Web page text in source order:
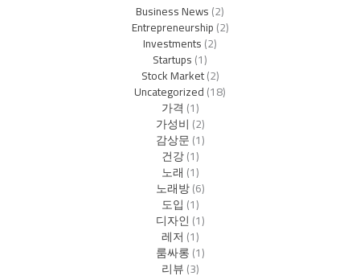
Business News(2)
Entrepreneurship(2)
Investments(2)
Startups(1)
Stock Market(2)
Uncategorized(18)
가격 (1)
가성비 (2)
감상문(1)
건강(1)
노래 (1)
노래방(6)
도입 (1)
디자인(1)
레저 (1)
룸싸롱(1)
리뷰(3)